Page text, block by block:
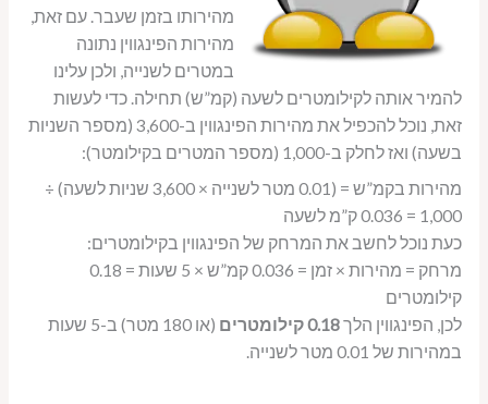
מהירותו בזמן שעבר. עם זאת,
מהירות הפינגווין נתונה
במטרים לשנייה, ולכן עלינו
להמיר אותה לקילומטרים לשעה (קמ”ש) תחילה. כדי לעשות
זאת, נוכל להכפיל את מהירות הפינגווין ב-3,600 (מספר השניות
בשעה) ואז לחלק ב-1,000 (מספר המטרים בקילומטר):
מהירות בקמ”ש = (0.01 מטר לשנייה × 3,600 שניות לשעה) ÷
1,000 = 0.036 ק”מ לשעה
כעת נוכל לחשב את המרחק של הפינגווין בקילומטרים:
מרחק = מהירות × זמן = 0.036 קמ”ש × 5 שעות = 0.18
קילומטרים
לכן, הפינגווין הלך0.18 קילומטרים
(או 180 מטר) ב-5 שעות
במהירות של 0.01 מטר לשנייה.